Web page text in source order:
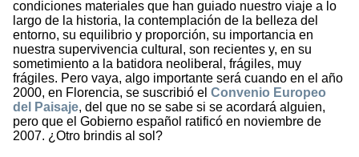
condiciones materiales que han guiado nuestro viaje a lo
largo de la historia, la contemplación de la belleza del
entorno, su equilibrio y proporción, su importancia en
nuestra supervivencia cultural, son recientes y, en su
sometimiento a la batidora neoliberal, frágiles, muy
frágiles. Pero vaya, algo importante será cuando en el año
2000, en Florencia, se suscribió el Convenio Europeo
del Paisaje, del que no se sabe si se acordará alguien,
pero que el Gobierno español ratificó en noviembre de
2007. ¿Otro brindis al sol?